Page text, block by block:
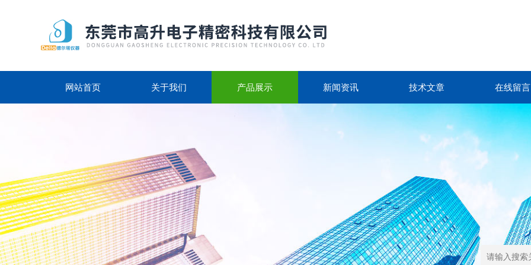
网站首页 关于我们 产品展示 新闻资讯 技术文章 在线留言